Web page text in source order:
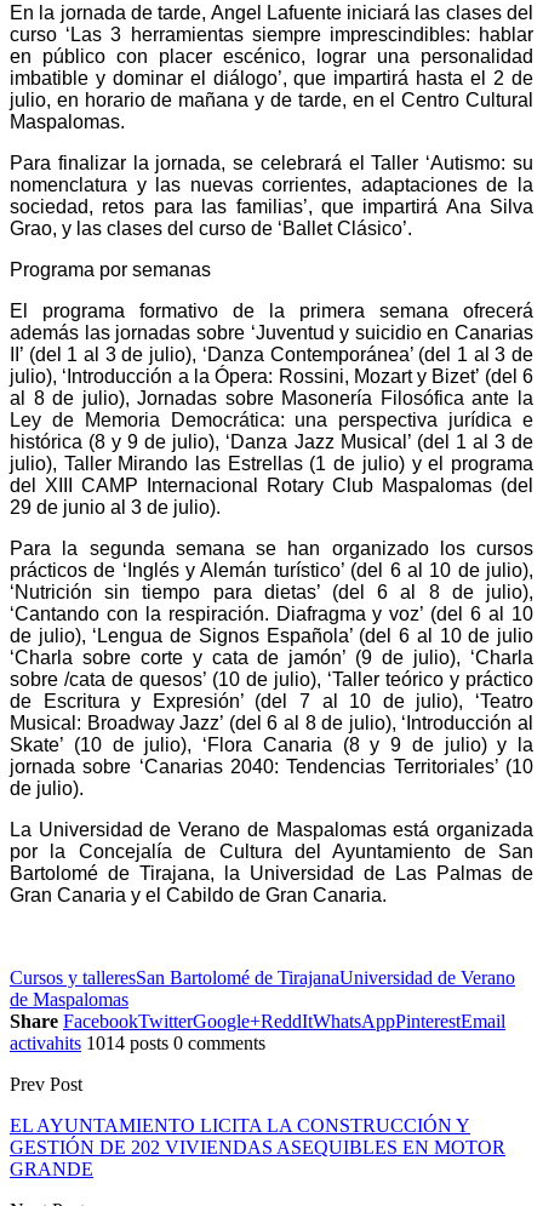
En la jornada de tarde, Angel Lafuente iniciará las clases del
curso ‘Las 3 herramientas siempre imprescindibles: hablar
en público con placer escénico, lograr una personalidad
imbatible y dominar el diálogo’, que impartirá hasta el 2 de
julio, en horario de mañana y de tarde, en el Centro Cultural
Maspalomas.
Para finalizar la jornada, se celebrará el Taller ‘Autismo: su
nomenclatura y las nuevas corrientes, adaptaciones de la
sociedad, retos para las familias’, que impartirá Ana Silva
Grao, y las clases del curso de ‘Ballet Clásico’.
Programa por semanas
El programa formativo de la primera semana ofrecerá
además las jornadas sobre ‘Juventud y suicidio en Canarias
II’ (del 1 al 3 de julio), ‘Danza Contemporánea’ (del 1 al 3 de
julio), ‘Introducción a la Ópera: Rossini, Mozart y Bizet’ (del 6
al 8 de julio), Jornadas sobre Masonería Filosófica ante la
Ley de Memoria Democrática: una perspectiva jurídica e
histórica (8 y 9 de julio), ‘Danza Jazz Musical’ (del 1 al 3 de
julio), Taller Mirando las Estrellas (1 de julio) y el programa
del XIII CAMP Internacional Rotary Club Maspalomas (del
29 de junio al 3 de julio).
Para la segunda semana se han organizado los cursos
prácticos de ‘Inglés y Alemán turístico’ (del 6 al 10 de julio),
‘Nutrición sin tiempo para dietas’ (del 6 al 8 de julio),
‘Cantando con la respiración. Diafragma y voz’ (del 6 al 10
de julio), ‘Lengua de Signos Española’ (del 6 al 10 de julio
‘Charla sobre corte y cata de jamón’ (9 de julio), ‘Charla
sobre /cata de quesos’ (10 de julio), ‘Taller teórico y práctico
de Escritura y Expresión’ (del 7 al 10 de julio), ‘Teatro
Musical: Broadway Jazz’ (del 6 al 8 de julio), ‘Introducción al
Skate’ (10 de julio), ‘Flora Canaria (8 y 9 de julio) y la
jornada sobre ‘Canarias 2040: Tendencias Territoriales’ (10
de julio).
La Universidad de Verano de Maspalomas está organizada
por la Concejalía de Cultura del Ayuntamiento de San
Bartolomé de Tirajana, la Universidad de Las Palmas de
Gran Canaria y el Cabildo de Gran Canaria.
Cursos y talleresSan Bartolomé de TirajanaUniversidad de Verano
de Maspalomas
Share FacebookTwitterGoogle+ReddItWhatsAppPinterestEmail
activahits 1014 posts 0 comments
Prev Post
EL AYUNTAMIENTO LICITA LA CONSTRUCCIÓN Y
GESTIÓN DE 202 VIVIENDAS ASEQUIBLES EN MOTOR
GRANDE